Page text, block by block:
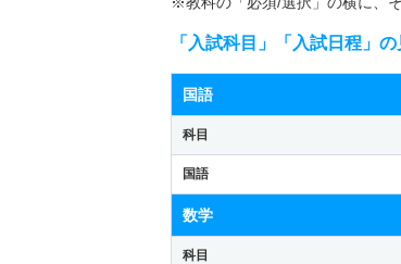
「入試科目」「入試日程」
国語
科目
国語
数学
科目